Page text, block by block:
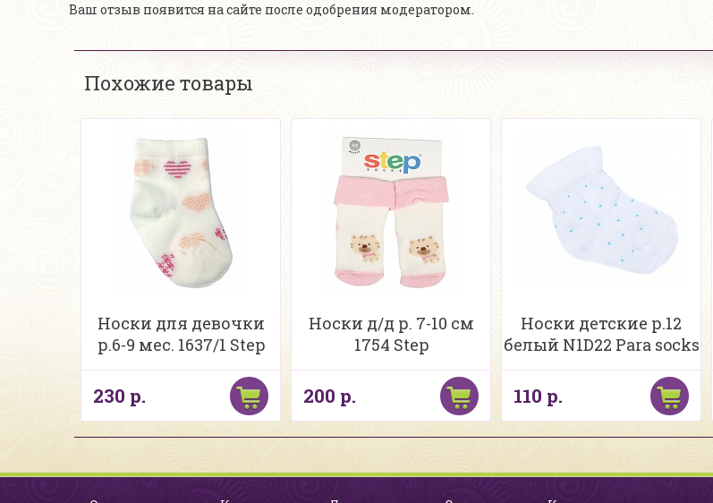
Ваш отзыв появится на сайте после одобрения модератором.
Похожие товары
Носки для девочки
р.6-9 мес. 1637/1 Step
230 р.
Носки д/д р. 7-10 см
1754 Step
200 р.
Носки детские р.12
белый N1D22 Para socks
110 р.